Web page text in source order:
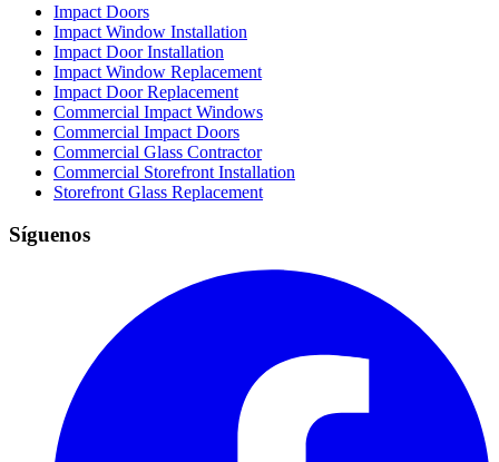
Impact Doors
Impact Window Installation
Impact Door Installation
Impact Window Replacement
Impact Door Replacement
Commercial Impact Windows
Commercial Impact Doors
Commercial Glass Contractor
Commercial Storefront Installation
Storefront Glass Replacement
Síguenos